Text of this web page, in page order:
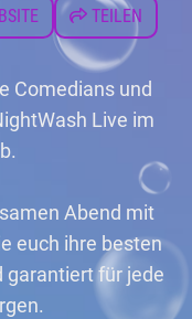
TEILEN
Comedians und
Live im
Abend mit
euch ihre besten
garantiert für jede